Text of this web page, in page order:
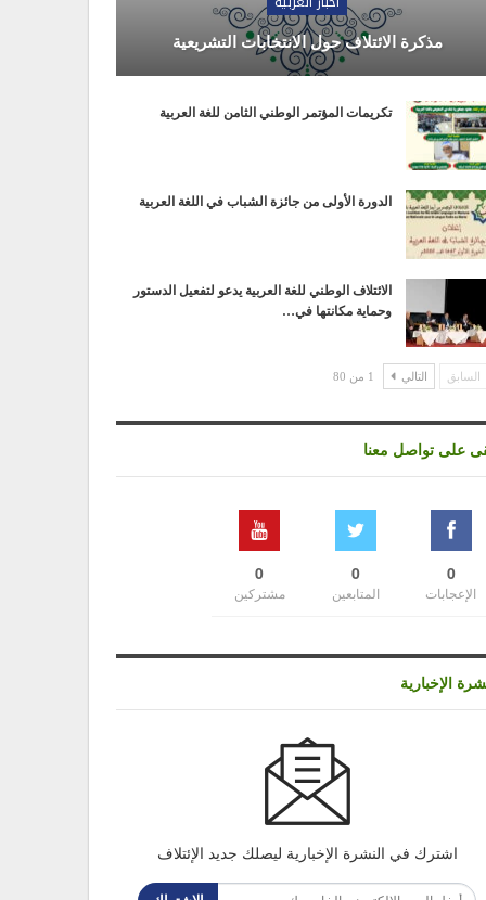
مذكرة الائتلاف حول الانتخابات التشريعية
تكريمات المؤتمر الوطني الثامن للغة العربية
الدورة الأولى من جائزة الشباب في اللغة العربية
الائتلاف الوطني للغة العربية يدعو لتفعيل الدستور
وحماية مكانتها في…
السابق التالي 1 من 80
على تواصل معنا
0
الإعجابات
0
المتابعين
0
مشتركين
الإخبارية
اشترك في النشرة الإخبارية ليصلك جديد الإئتلاف